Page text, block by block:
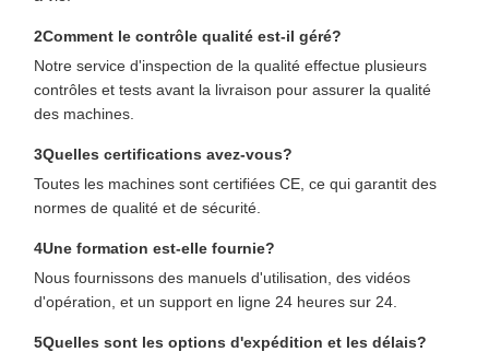
2Comment le contrôle qualité est-il géré?
Notre service d'inspection de la qualité effectue plusieurs
contrôles et tests avant la livraison pour assurer la qualité
des machines.
3Quelles certifications avez-vous?
Toutes les machines sont certifiées CE, ce qui garantit des
normes de qualité et de sécurité.
4Une formation est-elle fournie?
Nous fournissons des manuels d'utilisation, des vidéos
d'opération, et un support en ligne 24 heures sur 24.
5Quelles sont les options d'expédition et les délais?